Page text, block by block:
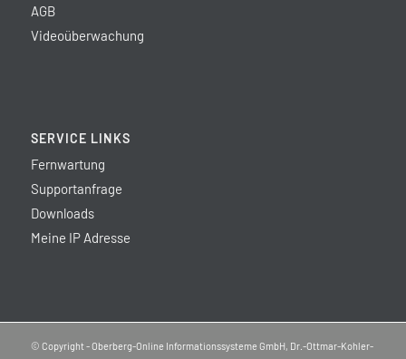
AGB
Videoüberwachung
SERVICE LINKS
Fernwartung
Supportanfrage
Downloads
Meine IP Adresse
© Copyright - Oberberg-Online Informationssysteme GmbH, Dr.-Ottmar-Kohler-